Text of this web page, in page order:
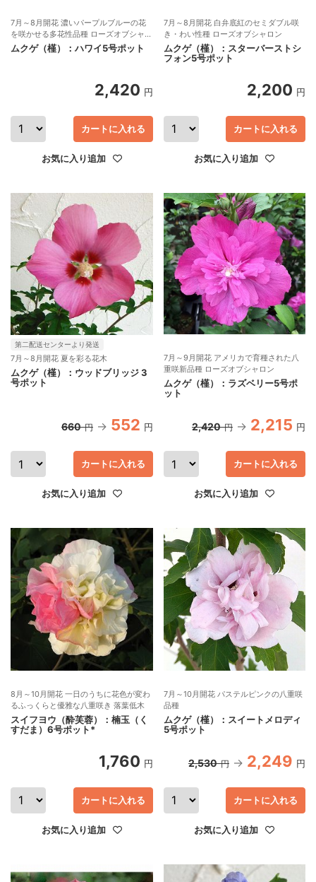
7月～8月開花 濃いパープルブルーの花
を咲かせる多花性品種 ローズオブシャロ
ンシリーズ
ムクゲ（槿）：ハワイ5号ポット
2,420 円
カートに入れる
お気に入り追加
7月～8月開花 白弁底紅のセミダブル咲
き・わい性種 ローズオブシャロン
ムクゲ（槿）：スターバーストシ
フォン5号ポット
2,200 円
カートに入れる
お気に入り追加
第二配送センターより発送
7月～8月開花 夏を彩る花木
ムクゲ（槿）：ウッドブリッジ 3
号ポット
660 円 552 円
カートに入れる
お気に入り追加
7月～9月開花 アメリカで育種された八
重咲新品種 ローズオブシャロン
ムクゲ（槿）：ラズベリー5号ポ
ット
2,420 円 2,215 円
カートに入れる
お気に入り追加
8月～10月開花 一日のうちに花色が変わ
るふっくらと優雅な八重咲き 落葉低木
スイフヨウ（酔芙蓉）：楠玉（く
すだま）6号ポット*
1,760 円
カートに入れる
お気に入り追加
7月～10月開花 パステルピンクの八重咲
品種
ムクゲ（槿）：スイートメロディ
5号ポット
2,530 円 2,249 円
カートに入れる
お気に入り追加